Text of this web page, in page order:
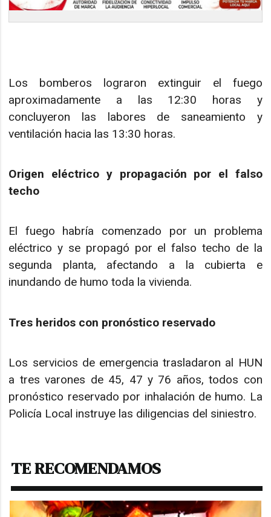
Los bomberos lograron extinguir el fuego
aproximadamente a las 12:30 horas y
concluyeron las labores de saneamiento y
ventilación hacia las 13:30 horas.
Origen eléctrico y propagación por el falso
techo
El fuego habría comenzado por un problema
eléctrico y se propagó por el falso techo de la
segunda planta, afectando a la cubierta e
inundando de humo toda la vivienda.
Tres heridos con pronóstico reservado
Los servicios de emergencia trasladaron al HUN
a tres varones de 45, 47 y 76 años, todos con
pronóstico reservado por inhalación de humo. La
Policía Local instruye las diligencias del siniestro.
TE RECOMENDAMOS